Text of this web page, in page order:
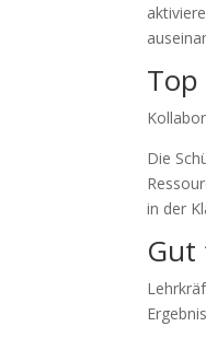
Die
in der
Gut